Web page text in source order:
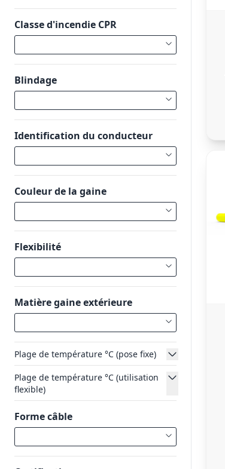
Classe d'incendie CPR
Blindage
Identification du conducteur
Couleur de la gaine
Flexibilité
Matière gaine extérieure
Plage de température °C (pose fixe)
Plage de température °C (utilisation
flexible)
Forme câble